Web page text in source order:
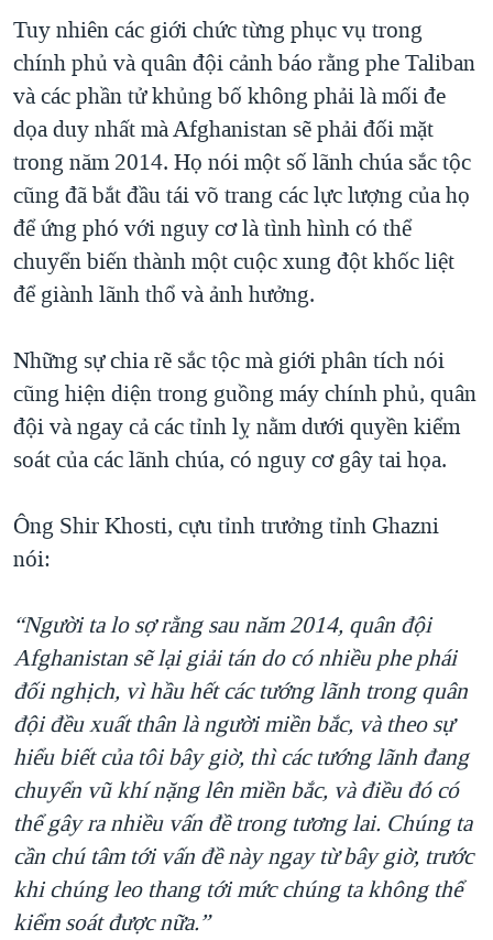
Tuy nhiên các giới chức từng phục vụ trong
chính phủ và quân đội cảnh báo rằng phe Taliban
và các phần tử khủng bố không phải là mối đe
dọa duy nhất mà Afghanistan sẽ phải đối mặt
trong năm 2014. Họ nói một số lãnh chúa sắc tộc
cũng đã bắt đầu tái võ trang các lực lượng của họ
để ứng phó với nguy cơ là tình hình có thể
chuyển biến thành một cuộc xung đột khốc liệt
để giành lãnh thổ và ảnh hưởng.
Những sự chia rẽ sắc tộc mà giới phân tích nói
cũng hiện diện trong guồng máy chính phủ, quân
đội và ngay cả các tỉnh lỵ nằm dưới quyền kiểm
soát của các lãnh chúa, có nguy cơ gây tai họa.
Ông Shir Khosti, cựu tỉnh trưởng tỉnh Ghazni
nói:
“Người ta lo sợ rằng sau năm 2014, quân đội
Afghanistan sẽ lại giải tán do có nhiều phe phái
đối nghịch, vì hầu hết các tướng lãnh trong quân
đội đều xuất thân là người miền bắc, và theo sự
hiểu biết của tôi bây giờ, thì các tướng lãnh đang
chuyển vũ khí nặng lên miền bắc, và điều đó có
thể gây ra nhiều vấn đề trong tương lai. Chúng ta
cần chú tâm tới vấn đề này ngay từ bây giờ, trước
khi chúng leo thang tới mức chúng ta không thể
kiểm soát được nữa.”